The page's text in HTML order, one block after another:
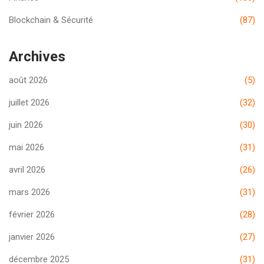
Blockchain & Sécurité (87)
Archives
août 2026 (5)
juillet 2026 (32)
juin 2026 (30)
mai 2026 (31)
avril 2026 (26)
mars 2026 (31)
février 2026 (28)
janvier 2026 (27)
décembre 2025 (31)